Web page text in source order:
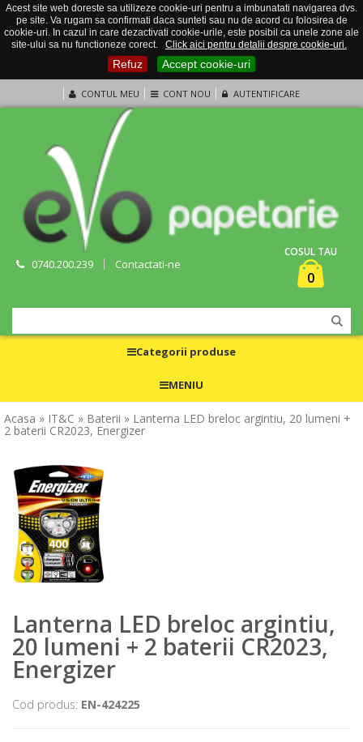
Acest site web doreste sa utilizeze cookie-uri pentru a imbunatati navigarea dvs.
pe site. Va rugam sa confirmati daca sunteti sau nu de acord cu folosirea de
cookie-uri. In cazul in care dezactivati cookie-urile, este posibil ca unele zone ale
site-ului sa nu functioneze corect.
Click aici pentru detalii despre cookie-uri.
Refuz Accept cookie-uri
CONTUL MEU CONT NOU AUTENTIFICARE
0740.200.239 Contactati-ne
COSUL TAU
0
Categorii produse
MENIU
Acasa » IT&C » Baterii » Lanterna LED breloc argintiu, 20 lumeni +
2 baterii CR2023, Energizer
Lanterna LED breloc argintiu,
20 lumeni + 2 baterii CR2023,
Energizer
Cod produs: EN-424225